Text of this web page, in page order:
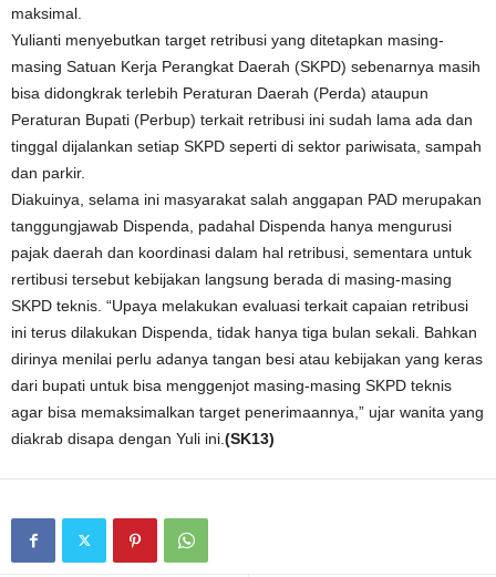
maksimal.
Yulianti menyebutkan target retribusi yang ditetapkan masing-
masing Satuan Kerja Perangkat Daerah (SKPD) sebenarnya masih
bisa didongkrak terlebih Peraturan Daerah (Perda) ataupun
Peraturan Bupati (Perbup) terkait retribusi ini sudah lama ada dan
tinggal dijalankan setiap SKPD seperti di sektor pariwisata, sampah
dan parkir.
Diakuinya, selama ini masyarakat salah anggapan PAD merupakan
tanggungjawab Dispenda, padahal Dispenda hanya mengurusi
pajak daerah dan koordinasi dalam hal retribusi, sementara untuk
rertibusi tersebut kebijakan langsung berada di masing-masing
SKPD teknis. “Upaya melakukan evaluasi terkait capaian retribusi
ini terus dilakukan Dispenda, tidak hanya tiga bulan sekali. Bahkan
dirinya menilai perlu adanya tangan besi atau kebijakan yang keras
dari bupati untuk bisa menggenjot masing-masing SKPD teknis
agar bisa memaksimalkan target penerimaannya,” ujar wanita yang
diakrab disapa dengan Yuli ini. (SK13)